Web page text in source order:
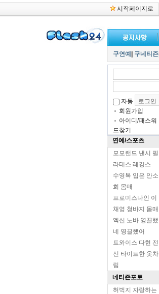
시작페이지로
구연예 구네티즌
자동
회원가입
아이디/패스워
드찾기
연예/스포츠
모모랜드 낸시 필
라테스 레깅스
수영복 입은 안소
희 몸매
프로미스나인 이
채영 청바지 몸매
엑신 노바 영끌했
네 영끌했어
트와이스 다현 전
신 타이트한 옷차
림
네티즌포토
허벅지 자랑하는